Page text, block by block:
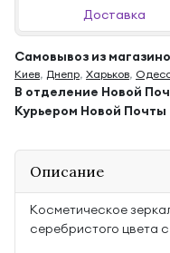
Доставка
Самовывоз из
Киев, Днепр, Харьков,
В отделение Новой
Курьером Новой Почты
Описание
Косметическое
серебристого цвета